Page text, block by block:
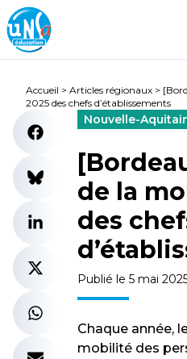
Accueil > Articles régionaux >
2025 des chefs d’établissements
Nouvelle-
de la
des
Publié le 5 mai
Chaque année,
mobilité des